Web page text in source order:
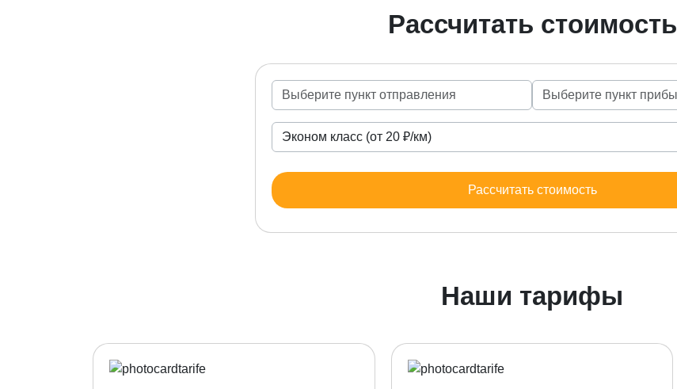
Рассчитать стоимость
Рассчитать стоимость
Наши тарифы